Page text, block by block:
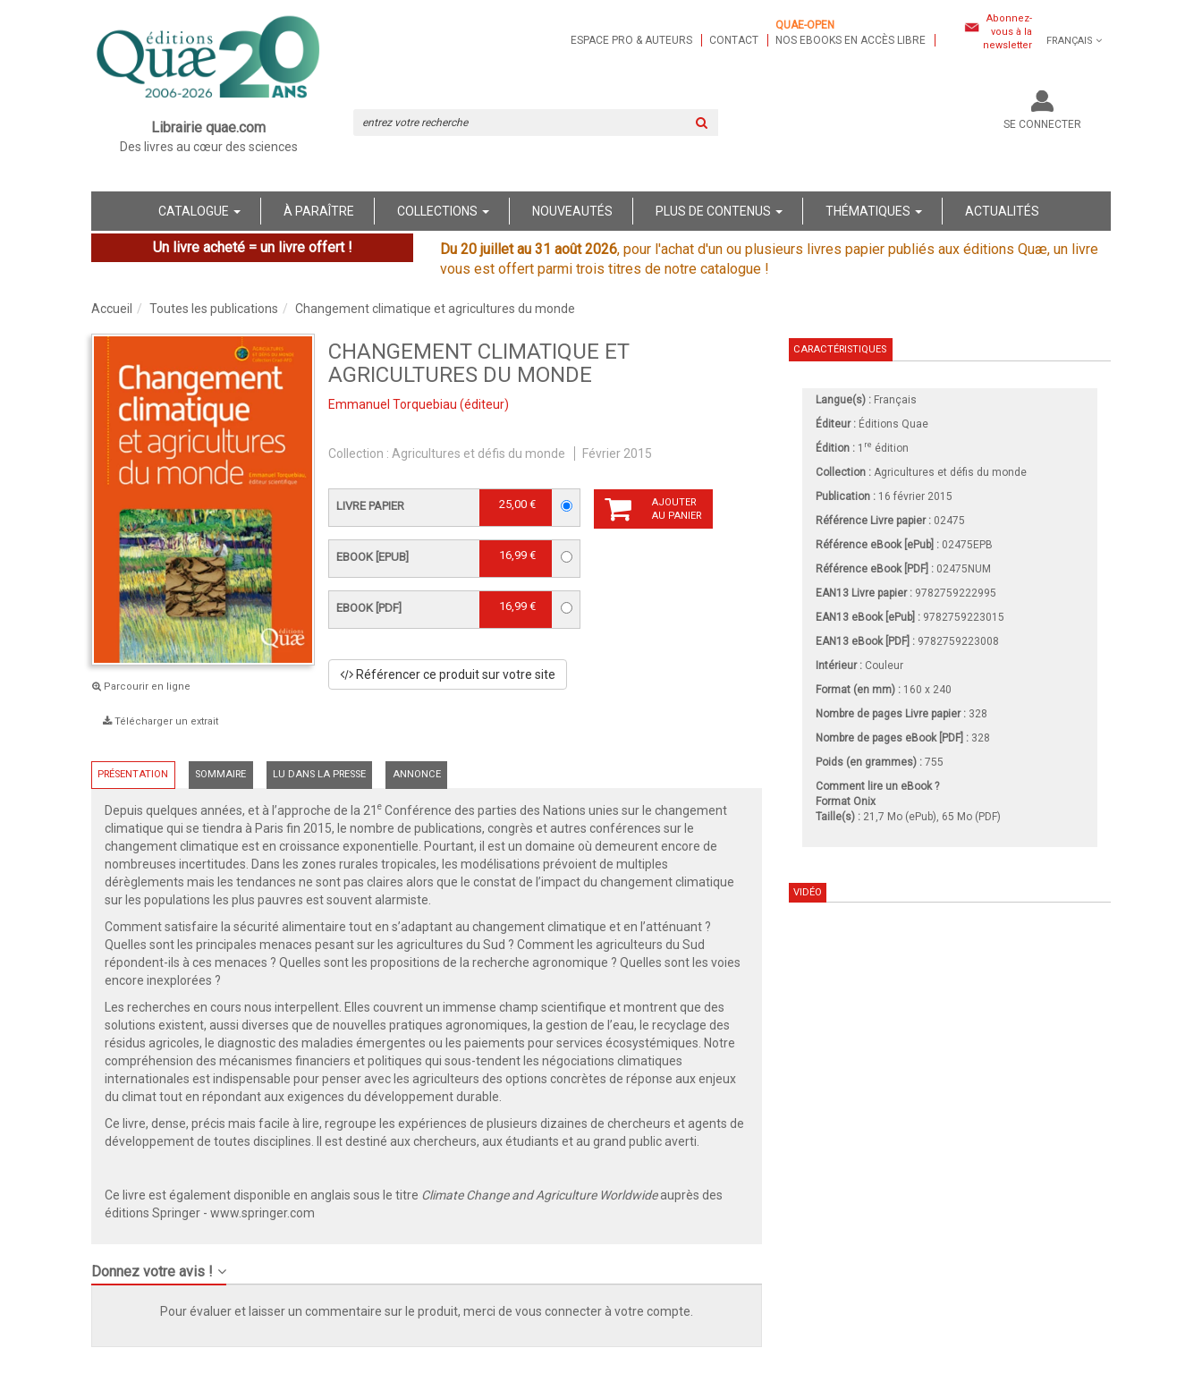
Librairie quae.com
Des livres au cœur des sciences
ESPACE PRO & AUTEURS CONTACT
QUAE-OPEN
NOS EBOOKS EN ACCÈS LIBRE
Abonnez-
vous à la
newsletter
FRANÇAIS
SE CONNECTER
CATALOGUE À PARAÎTRE COLLECTIONS NOUVEAUTÉS PLUS DE CONTENUS THÉMATIQUES ACTUALITÉS
Un livre acheté = un livre offert ! Du 20 juillet au 31 août 2026, pour l'achat d'un ou plusieurs livres papier publiés aux éditions Quæ, un livre
vous est offert parmi trois titres de notre catalogue !
Accueil Toutes les publications Changement climatique et agricultures du monde
Parcourir en ligne
Télécharger un extrait
CHANGEMENT CLIMATIQUE ET
AGRICULTURES DU MONDE
Emmanuel Torquebiau (éditeur)
Collection : Agricultures et défis du monde Février 2015
LIVRE PAPIER 25,00 €
EBOOK [EPUB] 16,99 €
EBOOK [PDF] 16,99 €
AJOUTER
AU PANIER
Référencer ce produit sur votre site
PRÉSENTATION SOMMAIRE LU DANS LA PRESSE ANNONCE
Depuis quelques années, et à l’approche de la 21 e Conférence des parties des Nations unies sur le changement
climatique qui se tiendra à Paris fin 2015, le nombre de publications, congrès et autres conférences sur le
changement climatique est en croissance exponentielle. Pourtant, il est un domaine où demeurent encore de
nombreuses incertitudes. Dans les zones rurales tropicales, les modélisations prévoient de multiples
dérèglements mais les tendances ne sont pas claires alors que le constat de l’impact du changement climatique
sur les populations les plus pauvres est souvent alarmiste.
Comment satisfaire la sécurité alimentaire tout en s’adaptant au changement climatique et en l’atténuant ?
Quelles sont les principales menaces pesant sur les agricultures du Sud ? Comment les agriculteurs du Sud
répondent-ils à ces menaces ? Quelles sont les propositions de la recherche agronomique ? Quelles sont les voies
encore inexplorées ?
Les recherches en cours nous interpellent. Elles couvrent un immense champ scientifique et montrent que des
solutions existent, aussi diverses que de nouvelles pratiques agronomiques, la gestion de l’eau, le recyclage des
résidus agricoles, le diagnostic des maladies émergentes ou les paiements pour services écosystémiques. Notre
compréhension des mécanismes financiers et politiques qui sous-tendent les négociations climatiques
internationales est indispensable pour penser avec les agriculteurs des options concrètes de réponse aux enjeux
du climat tout en répondant aux exigences du développement durable.
Ce livre, dense, précis mais facile à lire, regroupe les expériences de plusieurs dizaines de chercheurs et agents de
développement de toutes disciplines. Il est destiné aux chercheurs, aux étudiants et au grand public averti.
Ce livre est également disponible en anglais sous le titre Climate Change and Agriculture Worldwideauprès des
éditions Springer - www.springer.com
Donnez votre avis !
Pour évaluer et laisser un commentaire sur le produit, merci de vous connecter à votre compte.
CARACTÉRISTIQUES
Langue(s) : Français
Éditeur : Éditions Quae
Édition : 1 re édition
Collection : Agricultures et défis du monde
Publication : 16 février 2015
Référence Livre papier : 02475
Référence eBook [ePub] : 02475EPB
Référence eBook [PDF] : 02475NUM
EAN13 Livre papier : 9782759222995
EAN13 eBook [ePub] : 9782759223015
EAN13 eBook [PDF] : 9782759223008
Intérieur : Couleur
Format (en mm) : 160 x 240
Nombre de pages Livre papier: 328
Nombre de pages eBook [PDF] : 328
Poids (en grammes) : 755
Comment lire un eBook ?
Format Onix
Taille(s) : 21,7 Mo (ePub), 65 Mo (PDF)
VIDÉO